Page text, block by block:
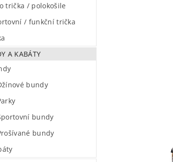
trička / polokošile
/ funkční trička
A KABÁTY
bundy
bundy
bundy